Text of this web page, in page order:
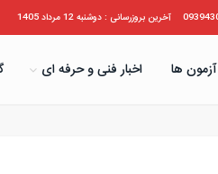
آخرین بروزرسانی : دوشنبه 12 مرداد 1405
آزمون ها اخبار فنی و حرفه ای